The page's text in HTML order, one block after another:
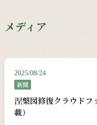
メディア
2025/08/24
新聞
涅槃図修復クラウドフ
載）